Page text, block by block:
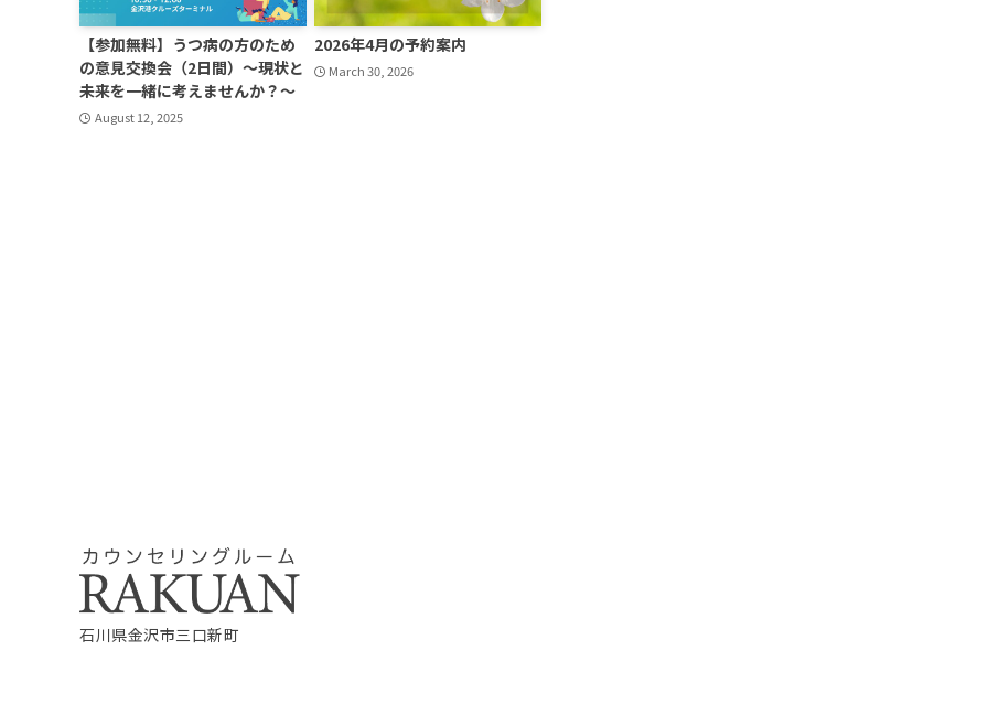
【参加無料】うつ病の方のため
の意見交換会（2日間）〜現状と
未来を一緒に考えませんか？〜
August 12, 2025
2026年4月の予約案内
March 30, 2026
石川県金沢市三口新町